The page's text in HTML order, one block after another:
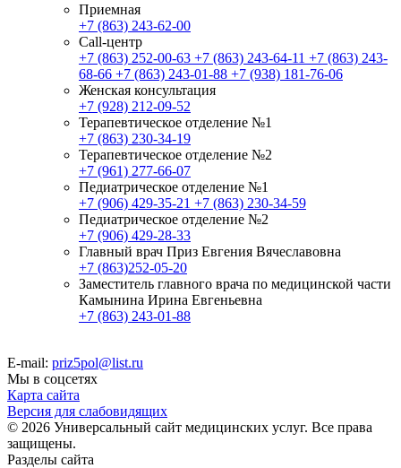
Приемная
+7 (863) 243-62-00
Call-центр
+7 (863) 252-00-63 +7 (863) 243-64-11 +7 (863) 243-
68-66 +7 (863) 243-01-88 +7 (938) 181-76-06
Женская консультация
+7 (928) 212-09-52
Терапевтическое отделение №1
+7 (863) 230-34-19
Терапевтическое отделение №2
+7 (961) 277-66-07
Педиатрическое отделение №1
+7 (906) 429-35-21 +7 (863) 230-34-59
Педиатрическое отделение №2
+7 (906) 429-28-33
Главный врач Приз Евгения Вячеславовна
+7 (863)252-05-20
Заместитель главного врача по медицинской части
Камынина Ирина Евгеньевна
+7 (863) 243-01-88
E-mail: priz5pol@list.ru
Мы в соцсетях
Карта сайта
Версия для слабовидящих
© 2026 Универсальный сайт медицинских услуг. Все права
защищены.
Разделы сайта